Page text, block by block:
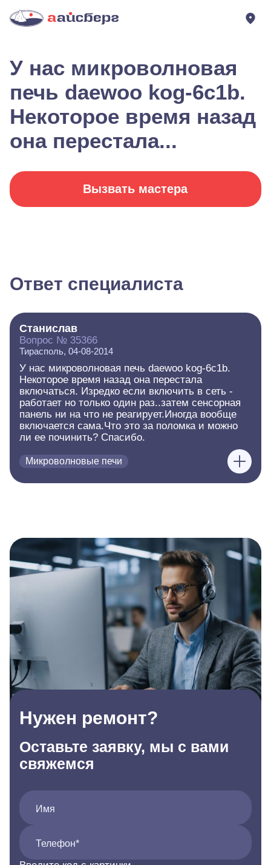
У нас микроволновая
печь daewoo kog-6c1b.
Некоторое время назад
она перестала...
Вызвать мастера
Ответ специалиста
Станислав
Вопрос № 35366
Тирасполь, 04-08-2014
У нас микроволновая печь daewoo kog-6c1b.
Некоторое время назад она перестала
включаться. Изредко если включить в сеть -
работает но только один раз..затем сенсорная
панель ни на что не реагирует.Иногда вообще
включается сама.Что это за поломка и можно
ли ее починить? Спасибо.
Микроволновые печи
Нужен ремонт?
Оставьте заявку, мы с вами
свяжемся
Имя
Телефон*